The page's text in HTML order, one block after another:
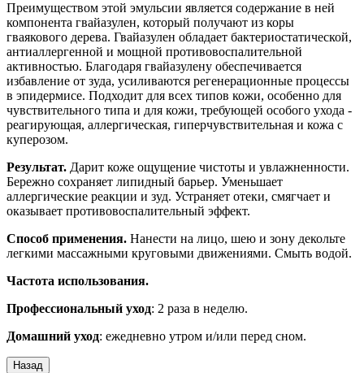
Преимуществом этой эмульсии является содержание в ней
компонента гвайазулен, который получают из коры
гваякового дерева. Гвайазулен обладает бактериостатической,
антиаллергенной и мощной противовоспалительной
активностью. Благодаря гвайазулену обеспечивается
избавление от зуда, усиливаются регенерационные процессы
в эпидермисе. Подходит для всех типов кожи, особенно для
чувствительного типа и для кожи, требующей особого ухода -
реагирующая, аллергическая, гиперчувствительная и кожа с
куперозом.
Результат. Дарит коже ощущение чистоты и увлажненности.
Бережно сохраняет липидный барьер. Уменьшает
аллергические реакции и зуд. Устраняет отеки, смягчает и
оказывает противовоспалительный эффект.
Способ применения. Нанести на лицо, шею и зону декольте
легкими массажными круговыми движениями. Смыть водой.
Частота использования.
Профессиональный уход: 2 раза в неделю.
Домашний уход: ежедневно утром и/или перед сном.